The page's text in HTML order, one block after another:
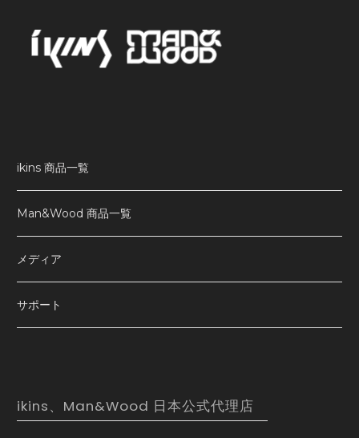
ikins 商品一覧
Man&Wood 商品一覧
メディア
サポート
ikins、Man&Wood 日本公式代理店